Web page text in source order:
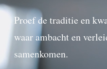
Proef de traditie en
waar ambacht en
samenkomen.